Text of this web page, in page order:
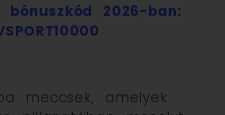
bónuszkód 2026-ban:
meccsek, amelyek